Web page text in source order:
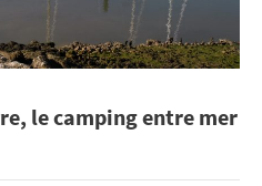
le camping entre mer